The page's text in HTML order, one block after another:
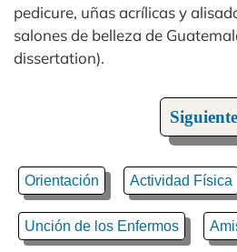
pedicure, uñas acrílicas y
salones de belleza de
dissertation).
Siguiente
Orientación Actividad Física
Unción de los Enfermos